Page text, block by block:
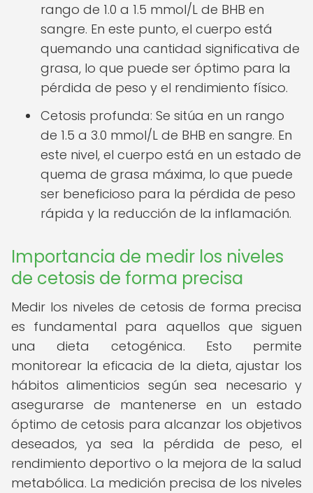
rango de 1.0 a 1.5 mmol/L de BHB en
sangre. En este punto, el cuerpo está
quemando una cantidad significativa de
grasa, lo que puede ser óptimo para la
pérdida de peso y el rendimiento físico.
Cetosis profunda: Se sitúa en un rango
de 1.5 a 3.0 mmol/L de BHB en sangre. En
este nivel, el cuerpo está en un estado de
quema de grasa máxima, lo que puede
ser beneficioso para la pérdida de peso
rápida y la reducción de la inflamación.
Importancia de medir los niveles
de cetosis de forma precisa
Medir los niveles de cetosis de forma precisa
es fundamental para aquellos que siguen
una dieta cetogénica. Esto permite
monitorear la eficacia de la dieta, ajustar los
hábitos alimenticios según sea necesario y
asegurarse de mantenerse en un estado
óptimo de cetosis para alcanzar los objetivos
deseados, ya sea la pérdida de peso, el
rendimiento deportivo o la mejora de la salud
metabólica. La medición precisa de los niveles